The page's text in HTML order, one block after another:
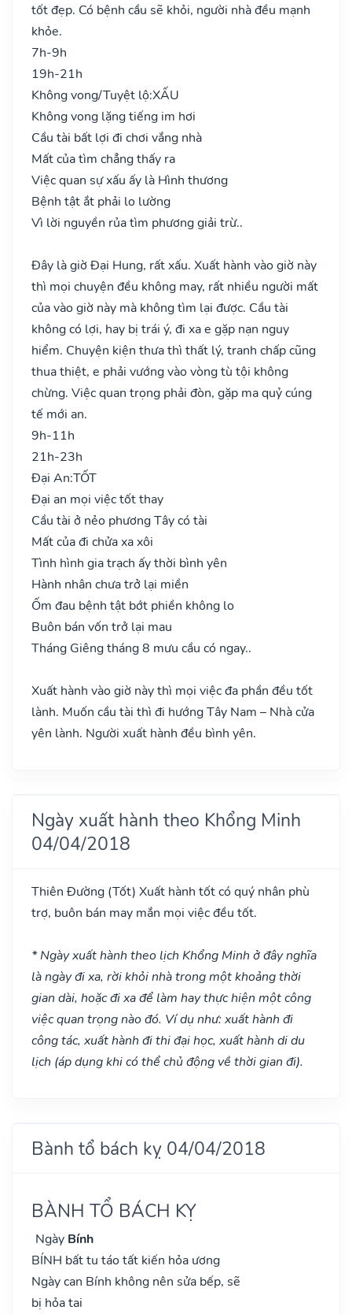
tốt đẹp. Có bệnh cầu sẽ khỏi, người nhà đều mạnh
khỏe.
7h-9h
19h-21h
Không vong/Tuyệt lộ:XẤU
Không vong lặng tiếng im hơi
Cầu tài bất lợi đi chơi vắng nhà
Mất của tìm chẳng thấy ra
Việc quan sự xấu ấy là Hình thương
Bệnh tật ắt phải lo lường
Vì lời nguyền rủa tìm phương giải trừ..
Đây là giờ Đại Hung, rất xấu. Xuất hành vào giờ này
thì mọi chuyện đều không may, rất nhiều người mất
của vào giờ này mà không tìm lại được. Cầu tài
không có lợi, hay bị trái ý, đi xa e gặp nạn nguy
hiểm. Chuyện kiện thưa thì thất lý, tranh chấp cũng
thua thiệt, e phải vướng vào vòng tù tội không
chừng. Việc quan trọng phải đòn, gặp ma quỷ cúng
tế mới an.
9h-11h
21h-23h
Đại An:TỐT
Đại an mọi việc tốt thay
Cầu tài ở nẻo phương Tây có tài
Mất của đi chửa xa xôi
Tình hình gia trạch ấy thời bình yên
Hành nhân chưa trở lại miền
Ốm đau bệnh tật bớt phiền không lo
Buôn bán vốn trở lại mau
Tháng Giêng tháng 8 mưu cầu có ngay..
Xuất hành vào giờ này thì mọi việc đa phần đều tốt
lành. Muốn cầu tài thì đi hướng Tây Nam – Nhà cửa
yên lành. Người xuất hành đều bình yên.
Ngày xuất hành theo Khổng Minh
04/04/2018
Thiên Đường (Tốt) Xuất hành tốt có quý nhân phù
trợ, buôn bán may mắn mọi việc đều tốt.
* Ngày xuất hành theo lịch Khổng Minh ở đây nghĩa
là ngày đi xa, rời khỏi nhà trong một khoảng thời
gian dài, hoặc đi xa để làm hay thực hiện một công
việc quan trọng nào đó. Ví dụ như: xuất hành đi
công tác, xuất hành đi thi đại học, xuất hành di du
lịch (áp dụng khi có thể chủ động về thời gian đi).
Bành tổ bách kỵ 04/04/2018
BÀNH TỔ BÁCH KỴ
Ngày Bính
BÍNH bất tu táo tất kiến hỏa ương
Ngày can Bính không nên sửa bếp, sẽ
bị hỏa tai